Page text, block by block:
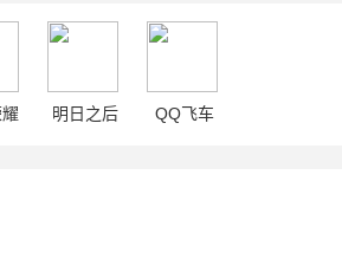
明日之后 QQ飞车